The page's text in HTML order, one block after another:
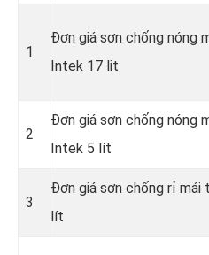
1
Đơn giá sơn chống nóng
Intek 17 lit
2
Đơn giá sơn chống nóng
Intek 5 lít
3
Đơn giá sơn chống rỉ mái
lít